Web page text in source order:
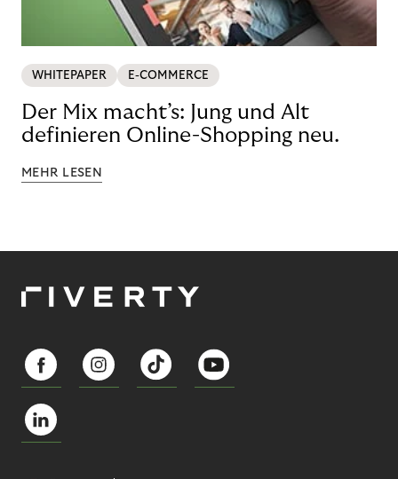
WHITEPAPER E-COMMERCE
Der Mix macht’s: Jung und Alt
definieren Online-Shopping neu.
MEHR LESEN